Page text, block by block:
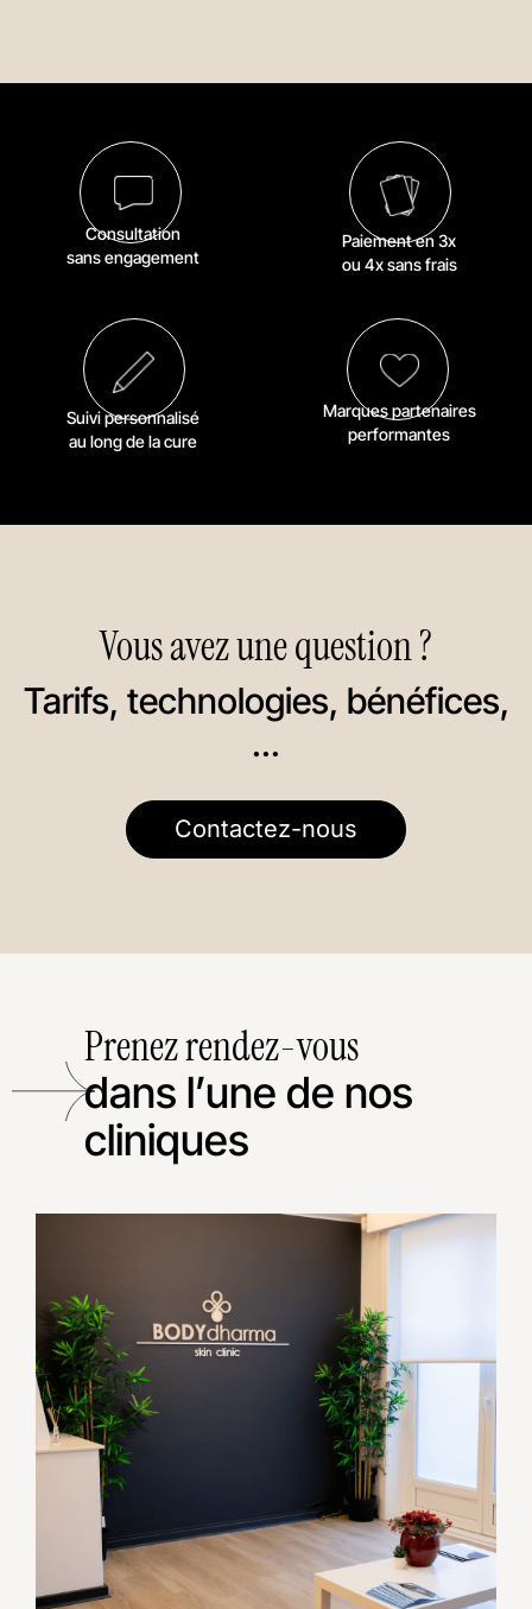
Consultation
sans engagement
Paiement en 3x
ou 4x sans frais
Suivi personnalisé
au long de la cure
Marques partenaires
performantes
Vous avez une question ?
Tarifs, technologies, bénéfices,
...
Contactez-nous
Prenez rendez-vous
dans l’une de nos
cliniques